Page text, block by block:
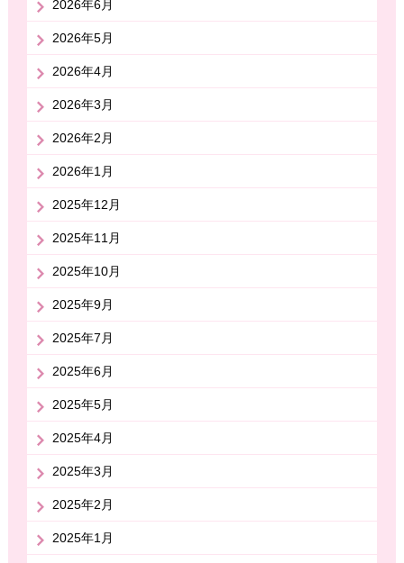
2026年6月
2026年5月
2026年4月
2026年3月
2026年2月
2026年1月
2025年12月
2025年11月
2025年10月
2025年9月
2025年7月
2025年6月
2025年5月
2025年4月
2025年3月
2025年2月
2025年1月